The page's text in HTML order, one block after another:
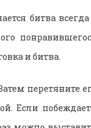
битва всегда
и битва.
перетяните
Если